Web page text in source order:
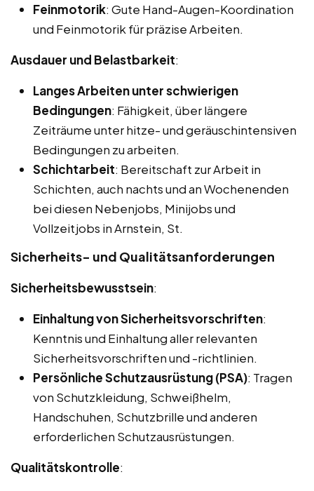
Feinmotorik: Gute Hand-Augen-Koordination
und Feinmotorik für präzise Arbeiten.
Ausdauer und Belastbarkeit:
Langes Arbeiten unter schwierigen
Bedingungen: Fähigkeit, über längere
Zeiträume unter hitze- und geräuschintensiven
Bedingungen zu arbeiten.
Schichtarbeit: Bereitschaft zur Arbeit in
Schichten, auch nachts und an Wochenenden
bei diesen Nebenjobs, Minijobs und
Vollzeitjobs in Arnstein, St.
Sicherheits- und Qualitätsanforderungen
Sicherheitsbewusstsein:
Einhaltung von Sicherheitsvorschriften:
Kenntnis und Einhaltung aller relevanten
Sicherheitsvorschriften und -richtlinien.
Persönliche Schutzausrüstung (PSA): Tragen
von Schutzkleidung, Schweißhelm,
Handschuhen, Schutzbrille und anderen
erforderlichen Schutzausrüstungen.
Qualitätskontrolle: